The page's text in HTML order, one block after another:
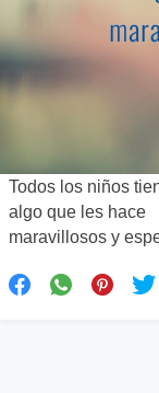
Todos los niños
algo que les hace
maravillosos y